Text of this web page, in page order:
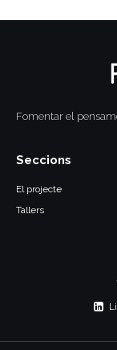
Fomentar el
Seccions
El projecte
Tallers